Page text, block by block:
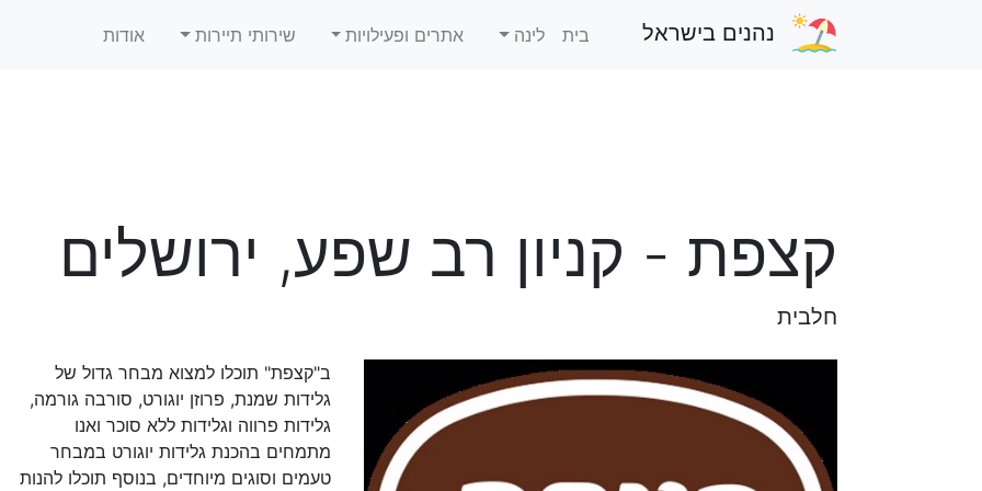
נהנים בישראל בית לינה אתרים ופעילויות שירותי תיירות אודות
קצפת - קניון רב שפע, ירושלים
חלבית
ב"קצפת" תוכלו למצוא מבחר גדול של
גלידות שמנת, פרוזן יוגורט, סורבה גורמה,
גלידות פרווה וגלידות ללא סוכר ואנו
מתמחים בהכנת גלידות יוגורט במבחר
טעמים וסוגים מיוחדים, בנוסף תוכלו להנות